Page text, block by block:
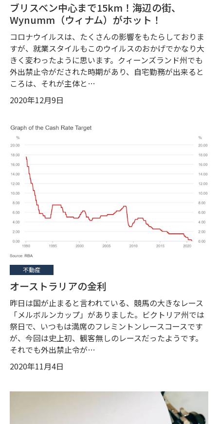
ブリスベン中心まで15km！海辺の街、
Wynumm（ウィナム）がホット！
コロナウイルスは、たくさんの影響をもたらしておりま
すが、就業スタイルもこのウイルスのおかげでかなり大
きく変わったように思います。クィーンズランド州でも
外出禁止令がだされた時期があり、自宅勤務が出来ると
ころは、それが主体と…
2020年12月9日
不動産
オーストラリアの金利
昨日は国が止まると言われている、競馬の大きなレース
「メルボルンカップ」がありました。ビクトリア州では
祭日で、いつもは満席のフレミントンレースコースです
が、今回は史上初、観客無しのレースだったようです。
それでも外出禁止令が…
2020年11月4日